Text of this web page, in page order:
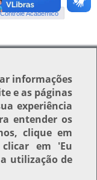
Acadêmico
Voltar para o topo
informações
e as páginas
experiência
entender os
clique em
em 'Eu
utilização de